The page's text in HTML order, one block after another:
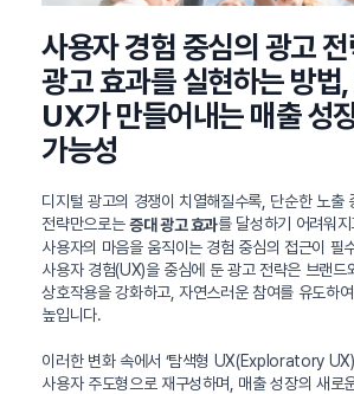
사용자 경험 중심의 광고 전
광고 효과를 실현하는 방법
UX가 만들어내는 매출 성
가능성
디지털 광고의 경쟁이 치열해질수록, 단순한 노출
전략만으로는증대 광고 효과를 달성하기 어려워
사용자의 마음을 움직이는 경험 중심의 접근이 필
사용자 경험(UX)을 중심에 둔 광고 전략은 브랜드
상호작용을 강화하고, 자연스러운 참여를 유도하
높입니다.
이러한 변화 속에서 ‘탐색형 UX(Exploratory
사용자 주도형으로 재구성하며, 매출 성장의 새로